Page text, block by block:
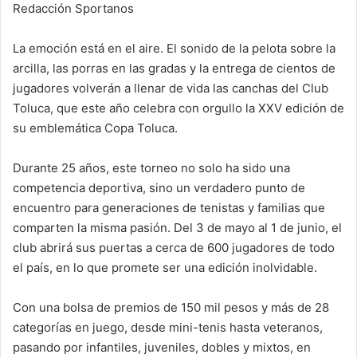
Redacción Sportanos
La emoción está en el aire. El sonido de la pelota sobre la
arcilla, las porras en las gradas y la entrega de cientos de
jugadores volverán a llenar de vida las canchas del Club
Toluca, que este año celebra con orgullo la XXV edición de
su emblemática Copa Toluca.
Durante 25 años, este torneo no solo ha sido una
competencia deportiva, sino un verdadero punto de
encuentro para generaciones de tenistas y familias que
comparten la misma pasión. Del 3 de mayo al 1 de junio, el
club abrirá sus puertas a cerca de 600 jugadores de todo
el país, en lo que promete ser una edición inolvidable.
Con una bolsa de premios de 150 mil pesos y más de 28
categorías en juego, desde mini-tenis hasta veteranos,
pasando por infantiles, juveniles, dobles y mixtos, en